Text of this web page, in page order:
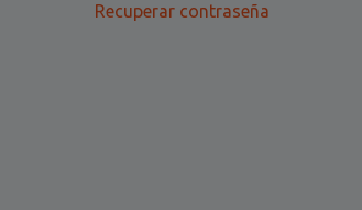
Recuperar contraseña